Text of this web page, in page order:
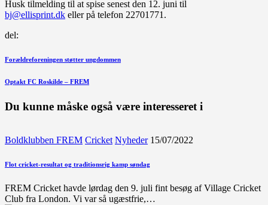
Husk tilmelding til at spise senest den 12. juni til
bj@ellisprint.dk eller på telefon 22701771.
del:
Indlægsnavigation
Forrige
Forældreforeningen støtter ungdommen
Næste
Optakt FC Roskilde – FREM
Du kunne måske også være interesseret i
Boldklubben FREM Cricket Nyheder 15/07/2022
Flot cricket-resultat og traditionsrig kamp søndag
FREM Cricket havde lørdag den 9. juli fint besøg af Village Cricket
Club fra London. Vi var så ugæstfrie,…